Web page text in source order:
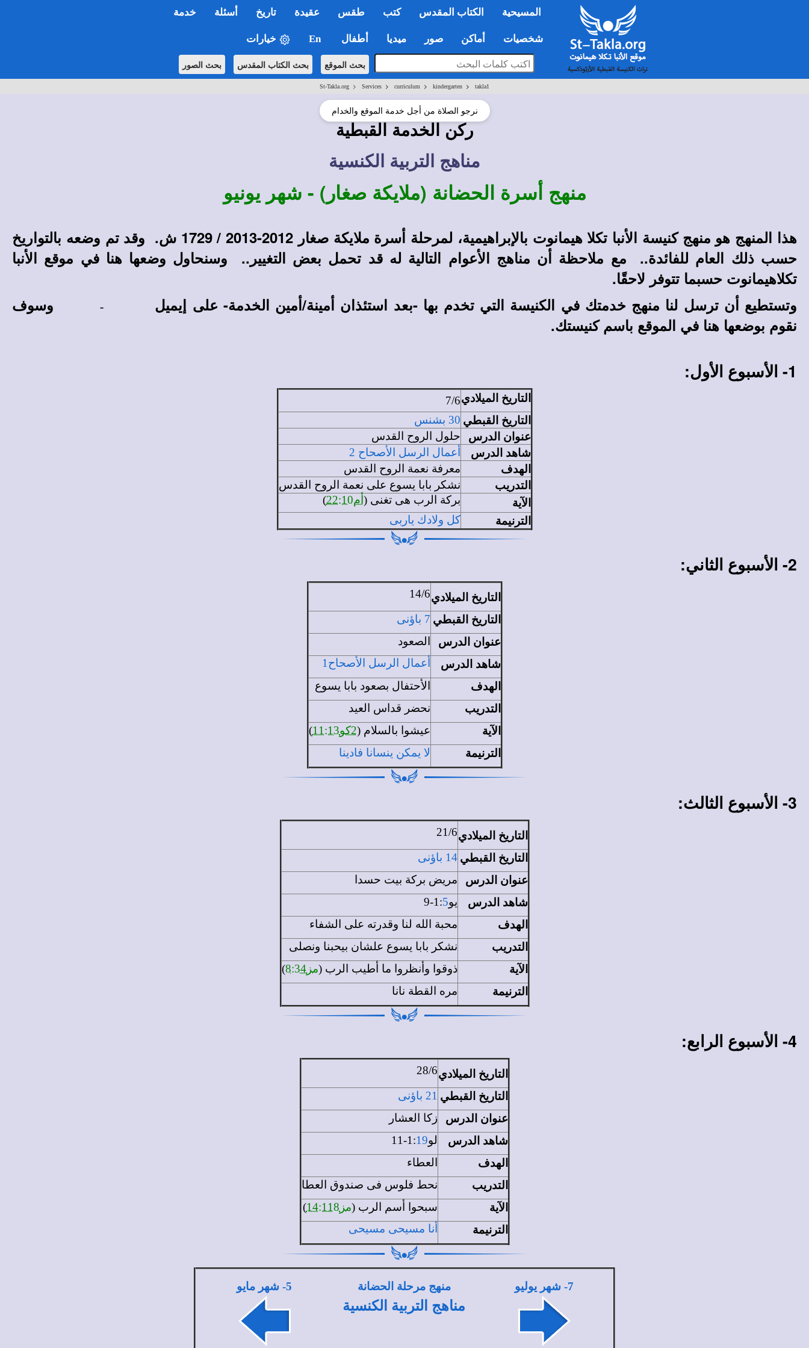
المسيحية الكتاب المقدس كتب طقس عقيدة تاريخ أسئلة خدمة
شخصيات أماكن صور ميديا أطفال En خيارات
بحث الموقع بحث الكتاب المقدس بحث الصور
St-Takla.org > Services > curriculum > kindergarten > takla1
نرجو الصلاة من أجل خدمة الموقع والخدام
ركن الخدمة القبطية
مناهج التربية الكنسية
منهج أسرة الحضانة (ملايكة صغار) - شهر يونيو
هذا المنهج هو منهج كنيسة الأنبا تكلا هيمانوت بالإبراهيمية، لمرحلة أسرة ملايكة صغار 2012-2013 / 1729 ش. وقد تم وضعه بالتواريخ
حسب ذلك العام للفائدة.. مع ملاحظة أن مناهج الأعوام التالية له قد تحمل بعض التغيير.. وسنحاول وضعها هنا في موقع الأنبا
تكلاهيمانوت حسبما تتوفر لاحقًا.
وتستطيع أن ترسل لنا منهج خدمتك في الكنيسة التي تخدم بها -بعد استئذان أمينة/أمين الخدمة- على إيميل
وسوف
نقوم بوضعها هنا في الموقع باسم كنيستك.
1- الأسبوع الأول:
التاريخ الميلادي7/6
التاريخ القبطي 30 بشنس
عنوان الدرس حلول الروح القدس
شاهد الدرس أعمال الرسل الأصحاح 2
الهدف معرفة نعمة الروح القدس
التدريب نشكر بابا يسوع على نعمة الروح القدس
الآية بركة الرب هى تغنى ( أم22:10 )
الترنيمة كل ولادك ياربى
2- الأسبوع الثاني:
التاريخ الميلادي14/6
التاريخ القبطي 7 باؤنى
عنوان الدرس الصعود
شاهد الدرس أعمال الرسل الأصحاح1
الهدف الأحتفال بصعود بابا يسوع
التدريب نحضر قداس العيد
الآية عيشوا بالسلام (2كو11:13 )
الترنيمة لا يمكن ينسانا فادينا
3- الأسبوع الثالث:
التاريخ الميلادي21/6
التاريخ القبطي 14 باؤنى
عنوان الدرس مريض بركة بيت حسدا
شاهد الدرس يو1:5
-9
الهدف محبة الله لنا وقدرته على الشفاء
التدريب نشكر بابا يسوع علشان بيحبنا ونصلى
الآية ذوقوا وأنظروا ما أطيب الرب (مز8:34 )
الترنيمة مره القطة نانا
4- الأسبوع الرابع:
التاريخ الميلادي28/6
التاريخ القبطي 21 باؤنى
عنوان الدرس زكا العشار
شاهد الدرس لو1:19
-11
الهدف العطاء
التدريب نحط فلوس فى صندوق العطا
الآية سبحوا أسم الرب (مز14:118 )
الترنيمة أنا مسيحى مسيحى
7- شهر يوليو منهج مرحلة الحضانة
مناهج التربية الكنسية
5- شهر مايو